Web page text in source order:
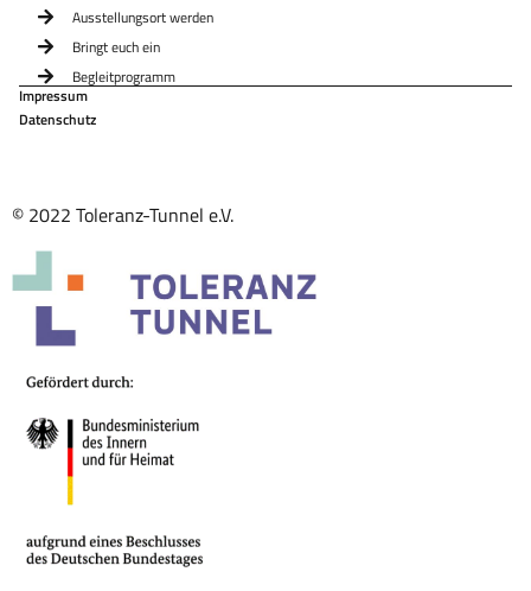
Ausstellungsort werden
Bringt euch ein
Begleitprogramm
Impressum
Datenschutz
© 2022 Toleranz-Tunnel e.V.